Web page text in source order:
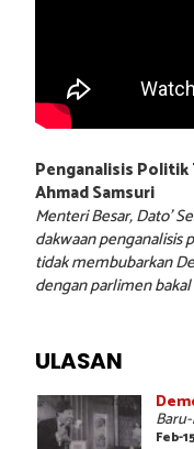
Penganalisis Politik
Ahmad Samsuri
Menteri Besar, Dato’
dakwaan penganalisis
tidak membubarkan
dengan parlimen
ULASAN
Feb-